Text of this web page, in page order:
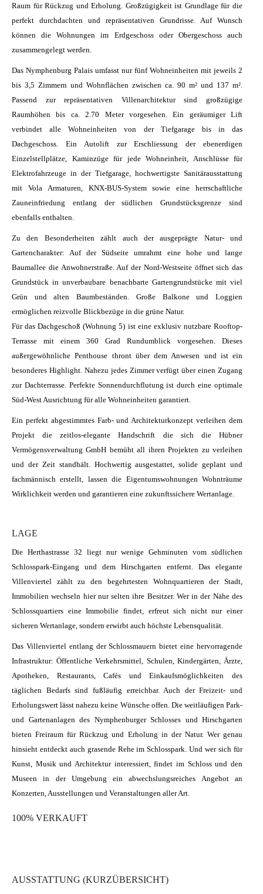
Raum für Rückzug und Erholung. Großzügigkeit ist Grundlage für die
perfekt durchdachten und repräsentativen Grundrisse. Auf Wunsch
können die Wohnungen im Erdgeschoss oder Obergeschoss auch
zusammengelegt werden.
Das Nymphenburg Palais umfasst nur fünf Wohneinheiten mit jeweils 2
bis 3,5 Zimmern und Wohnflächen zwischen ca. 90 m² und 137 m².
Passend zur repräsentativen Villenarchitektur sind großzügige
Raumhöhen bis ca. 2.70 Meter vorgesehen. Ein geräumiger Lift
verbindet alle Wohneinheiten von der Tiefgarage bis in das
Dachgeschoss. Ein Autolift zur Erschliessung der ebenerdigen
Einzelstellplätze, Kaminzüge für jede Wohneinheit, Anschlüsse für
Elektrofahrzeuge in der Tiefgarage, hochwertigste Sanitärausstattung
mit Vola Armaturen, KNX-BUS-System sowie eine herrschaftliche
Zauneinfriedung entlang der südlichen Grundstücksgrenze sind
ebenfalls enthalten.
Zu den Besonderheiten zählt auch der ausgeprägte Natur- und
Gartencharakter: Auf der Südseite umrahmt eine hohe und lange
Baumallee die Anwohnerstraße. Auf der Nord-Westseite öffnet sich das
Grundstück in unverbaubare benachbarte Gartengrundstücke mit viel
Grün und alten Baumbeständen. Große Balkone und Loggien
ermöglichen reizvolle Blickbezüge in die grüne Natur.
Für das Dachgeschoß (Wohnung 5) ist eine exklusiv nutzbare Rooftop-
Terrasse mit einem 360 Grad Rundumblick vorgesehen. Dieses
außergewöhnliche Penthouse thront über dem Anwesen und ist ein
besonderes Highlight. Nahezu jedes Zimmer verfügt über einen Zugang
zur Dachterrasse. Perfekte Sonnendurchflutung ist durch eine optimale
Süd-West Ausrichtung für alle Wohneinheiten garantiert.
Ein perfekt abgestimmtes Farb- und Architekturkonzept verleihen dem
Projekt die zeitlos-elegante Handschrift die sich die Hübner
Vermögensverwaltung GmbH bemüht all ihren Projekten zu verleihen
und der Zeit standhält. Hochwertig ausgestattet, solide geplant und
fachmännisch erstellt, lassen die Eigentumswohnungen Wohnträume
Wirklichkeit werden und garantieren eine zukunftssichere Wertanlage.
LAGE
Die Herthastrasse 32 liegt nur wenige Gehminuten vom südlichen
Schlosspark-Eingang und dem Hirschgarten entfernt. Das elegante
Villenviertel zählt zu den begehrtesten Wohnquartieren der Stadt,
Immobilien wechseln hier nur selten ihre Besitzer. Wer in der Nähe des
Schlossquartiers eine Immobilie findet, erfreut sich nicht nur einer
sicheren Wertanlage, sondern erwirbt auch höchste Lebensqualität.
Das Villenviertel entlang der Schlossmauern bietet eine hervorragende
Infrastruktur: Öffentliche Verkehrsmittel, Schulen, Kindergärten, Ärzte,
Apotheken, Restaurants, Cafés und Einkaufsmöglichkeiten des
täglichen Bedarfs sind fußläufig erreichbar. Auch der Freizeit- und
Erholungswert lässt nahezu keine Wünsche offen. Die weitläufigen Park-
und Gartenanlagen des Nymphenburger Schlosses und Hirschgarten
bieten Freiraum für Rückzug und Erholung in der Natur. Wer genau
hinsieht entdeckt auch grasende Rehe im Schlosspark. Und wer sich für
Kunst, Musik und Architektur interessiert, findet im Schloss und den
Museen in der Umgebung ein abwechslungsreiches Angebot an
Konzerten, Ausstellungen und Veranstaltungen aller Art.
100% VERKAUFT
AUSSTATTUNG (KURZÜBERSICHT)